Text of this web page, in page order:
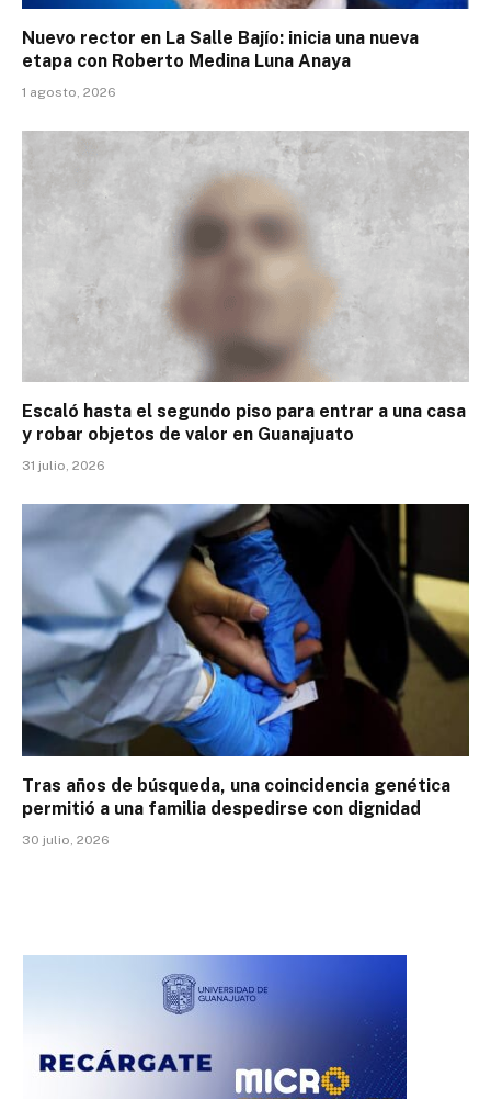
Nuevo rector en La Salle Bajío: inicia una nueva
etapa con Roberto Medina Luna Anaya
1 agosto, 2026
Escaló hasta el segundo piso para entrar a una casa
y robar objetos de valor en Guanajuato
31 julio, 2026
Tras años de búsqueda, una coincidencia genética
permitió a una familia despedirse con dignidad
30 julio, 2026